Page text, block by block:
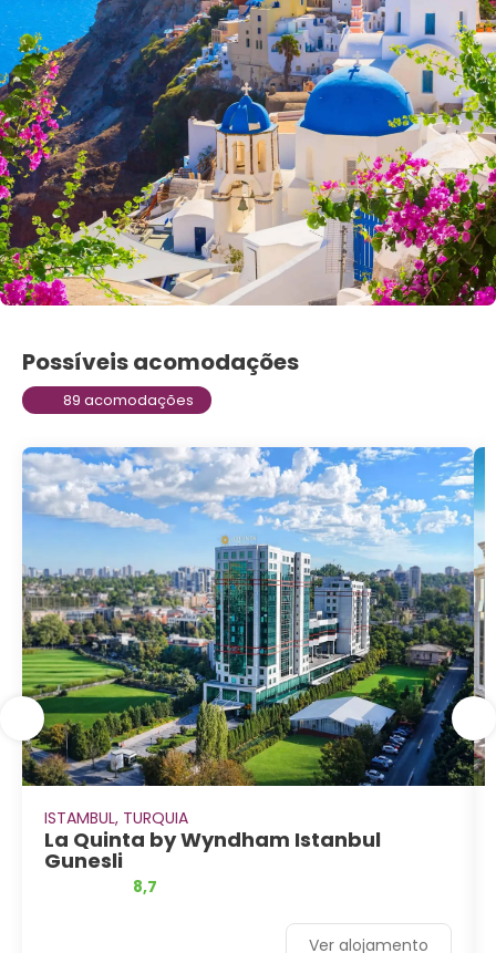
Possíveis acomodações
89 acomodações
ISTAMBUL, TURQUIA
La Quinta by Wyndham Istanbul
Gunesli
8,7
Ver alojamento